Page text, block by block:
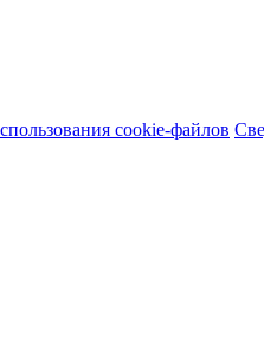
cookie-файлов